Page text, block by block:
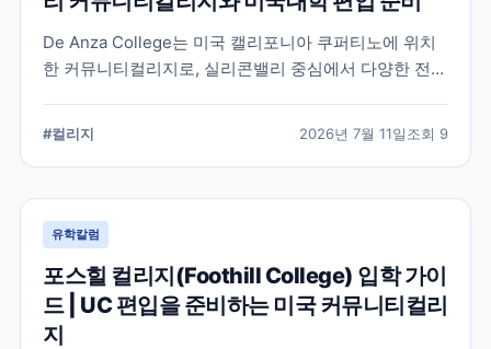
De Anza College는 미국 캘리포니아 쿠퍼티노에 위치
한 커뮤니티컬리지로, 실리콘밸리 중심에서 다양한 전공
으로 정리했습니다.
#컬리지 2026년 7월 11일조회 9
유학칼럼
포스힐 컬리지(Foothill College) 입학 가이
드 | UC 편입을 준비하는 미국 커뮤니티컬리
지